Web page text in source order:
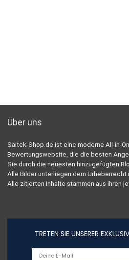
Über uns
Saitek-Shop.de ist eine moderne All-in-
Bewertungswebsite, die die besten
Sie durch die neuesten hinzugefügten
Alle Bilder unterliegen dem Urheberrecht
Alle zitierten Inhalte stammen aus ihren
TRETEN SIE UNSERER